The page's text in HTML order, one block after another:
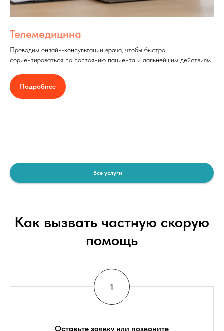
Телемедицина
Проводим онлайн-консультации врача, чтобы быстро
сориентироваться по состоянию пациента и дальнейшим действиям.
Подробнее
Все услуги
Как вызвать частную скорую
помощь
Оставьте заявку или позвоните